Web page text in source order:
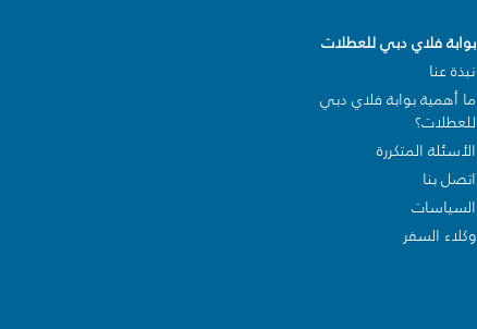
بوابة فلاي دبي للعطلات
نبذة عنا
ما أهمية بوابة فلاي دبي
للعطلات؟
الأسئلة المتكررة
اتصل بنا
السياسات
وكلاء السفر